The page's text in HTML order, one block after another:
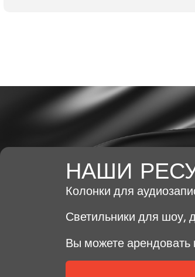
НАШИ
Колонки для
Светильники для шоу,
Вы можете арендовать